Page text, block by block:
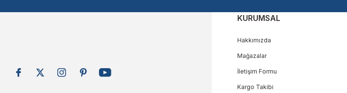
KURUMSAL
Hakkımızda
Mağazalar
İletişim Formu
Kargo Takibi